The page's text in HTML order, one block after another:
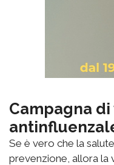
Campagna
Se è vero che la
prevenzione, allora la